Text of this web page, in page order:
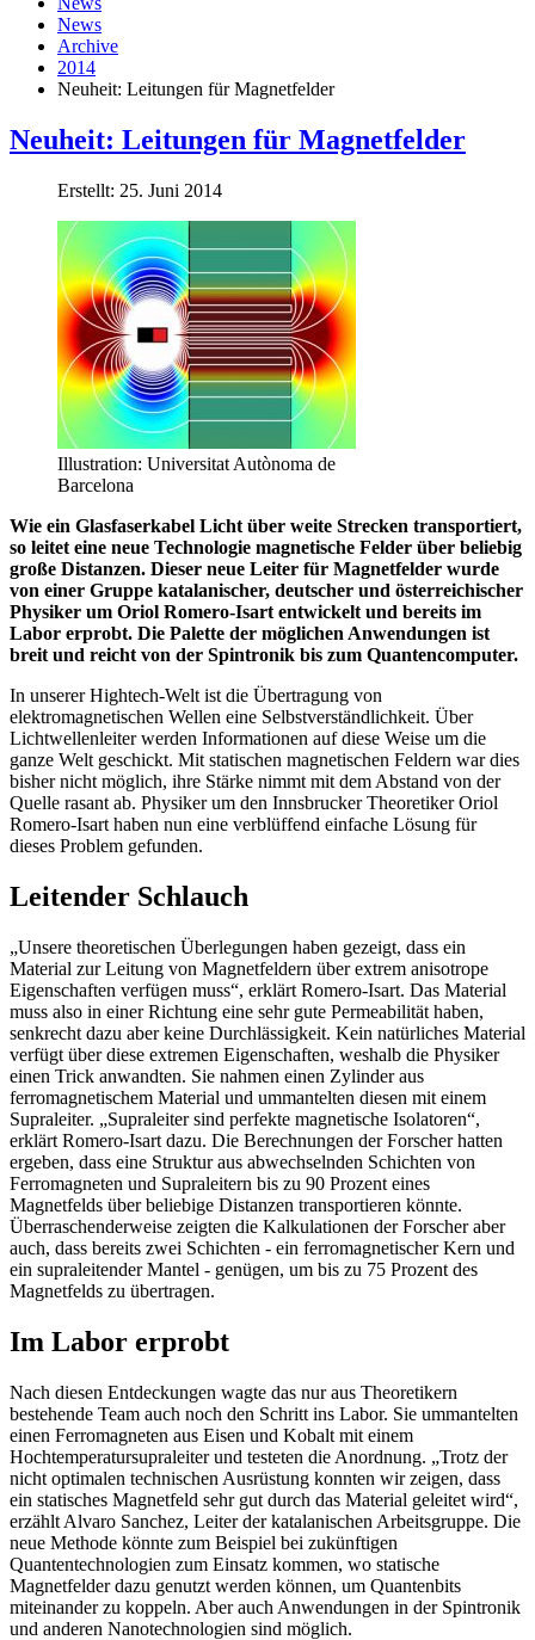
News
Archive
2014
Neuheit: Leitungen für Magnetfelder
Neuheit: Leitungen für Magnetfelder
Erstellt: 25. Juni 2014
Illustration: Universitat Autònoma de
Barcelona
Wie ein Glasfaserkabel Licht über weite Strecken transportiert,
so leitet eine neue Technologie magnetische Felder über beliebig
große Distanzen. Dieser neue Leiter für Magnetfelder wurde
von einer Gruppe katalanischer, deutscher und österreichischer
Physiker um Oriol Romero-Isart entwickelt und bereits im
Labor erprobt. Die Palette der möglichen Anwendungen ist
breit und reicht von der Spintronik bis zum Quantencomputer.
In unserer Hightech-Welt ist die Übertragung von
elektromagnetischen Wellen eine Selbstverständlichkeit. Über
Lichtwellenleiter werden Informationen auf diese Weise um die
ganze Welt geschickt. Mit statischen magnetischen Feldern war dies
bisher nicht möglich, ihre Stärke nimmt mit dem Abstand von der
Quelle rasant ab. Physiker um den Innsbrucker Theoretiker Oriol
Romero-Isart haben nun eine verblüffend einfache Lösung für
dieses Problem gefunden.
Leitender Schlauch
„Unsere theoretischen Überlegungen haben gezeigt, dass ein
Material zur Leitung von Magnetfeldern über extrem anisotrope
Eigenschaften verfügen muss“, erklärt Romero-Isart. Das Material
muss also in einer Richtung eine sehr gute Permeabilität haben,
senkrecht dazu aber keine Durchlässigkeit. Kein natürliches Material
verfügt über diese extremen Eigenschaften, weshalb die Physiker
einen Trick anwandten. Sie nahmen einen Zylinder aus
ferromagnetischem Material und ummantelten diesen mit einem
Supraleiter. „Supraleiter sind perfekte magnetische Isolatoren“,
erklärt Romero-Isart dazu. Die Berechnungen der Forscher hatten
ergeben, dass eine Struktur aus abwechselnden Schichten von
Ferromagneten und Supraleitern bis zu 90 Prozent eines
Magnetfelds über beliebige Distanzen transportieren könnte.
Überraschenderweise zeigten die Kalkulationen der Forscher aber
auch, dass bereits zwei Schichten - ein ferromagnetischer Kern und
ein supraleitender Mantel - genügen, um bis zu 75 Prozent des
Magnetfelds zu übertragen.
Im Labor erprobt
Nach diesen Entdeckungen wagte das nur aus Theoretikern
bestehende Team auch noch den Schritt ins Labor. Sie ummantelten
einen Ferromagneten aus Eisen und Kobalt mit einem
Hochtemperatursupraleiter und testeten die Anordnung. „Trotz der
nicht optimalen technischen Ausrüstung konnten wir zeigen, dass
ein statisches Magnetfeld sehr gut durch das Material geleitet wird“,
erzählt Alvaro Sanchez, Leiter der katalanischen Arbeitsgruppe. Die
neue Methode könnte zum Beispiel bei zukünftigen
Quantentechnologien zum Einsatz kommen, wo statische
Magnetfelder dazu genutzt werden können, um Quantenbits
miteinander zu koppeln. Aber auch Anwendungen in der Spintronik
und anderen Nanotechnologien sind möglich.